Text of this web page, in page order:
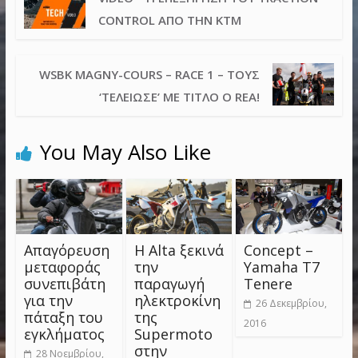
CONTROL ΑΠΌ ΤΗΝ KTM
WSBK MAGNY-COURS – RACE 1 – ΤΟΥΣ
‘ΤΕΛΕΊΩΣΕ’ ΜΕ ΤΊΤΛΟ Ο REA!
You May Also Like
Απαγόρευση
μεταφοράς
συνεπιβάτη
για την
πάταξη του
εγκλήματος
28 Νοεμβρίου,
Η Alta ξεκινά
την
παραγωγή
ηλεκτροκίνη
της
Supermoto
στην
Concept –
Yamaha T7
Tenere
26 Δεκεμβρίου,
2016